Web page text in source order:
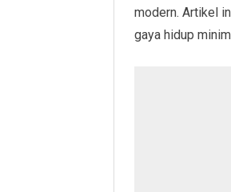
modern. Artikel
gaya hidup